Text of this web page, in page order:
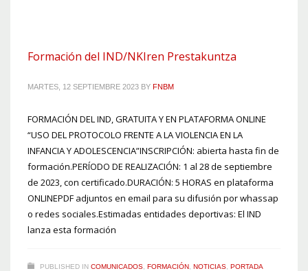
Formación del IND/NKIren Prestakuntza
MARTES, 12 SEPTIEMBRE 2023 BY FNBM
FORMACIÓN DEL IND, GRATUITA Y EN PLATAFORMA ONLINE
“USO DEL PROTOCOLO FRENTE A LA VIOLENCIA EN LA
INFANCIA Y ADOLESCENCIA”INSCRIPCIÓN: abierta hasta fin de
formación.PERÍODO DE REALIZACIÓN: 1 al 28 de septiembre
de 2023, con certificado.DURACIÓN: 5 HORAS en plataforma
ONLINEPDF adjuntos en email para su difusión por whassap
o redes sociales.Estimadas entidades deportivas: El IND
lanza esta formación
PUBLISHED IN COMUNICADOS FORMACIÓN NOTICIAS PORTADA